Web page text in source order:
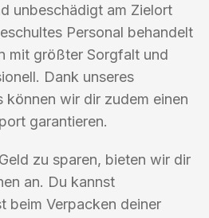
unbeschädigt am Zielort
Personal behandelt
mit größter Sorgfalt und
Dank unseres
können wir dir zudem einen
garantieren.
zu sparen, bieten wir dir
an. Du kannst
beim Verpacken deiner